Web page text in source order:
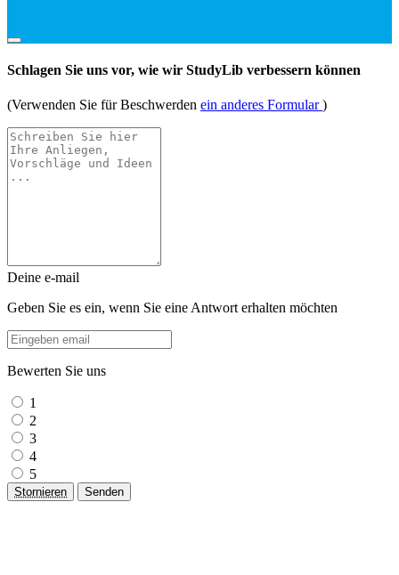
Schlagen Sie uns vor, wie wir StudyLib verbessern können
(Verwenden Sie für Beschwerden ein anderes Formular)
Deine e-mail
Geben Sie es ein, wenn Sie eine Antwort erhalten möchten
Bewerten Sie uns
1
2
3
4
5
Stornieren Senden